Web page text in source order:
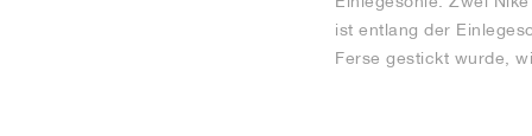
ist entlang der
Ferse gestickt wurde,